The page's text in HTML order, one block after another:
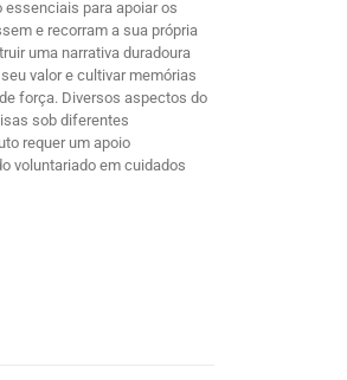
para apoiar os
e recorram a sua própria
uma narrativa duradoura
valor e cultivar memórias
força. Diversos aspectos do
sob diferentes
requer um apoio
voluntariado em cuidados